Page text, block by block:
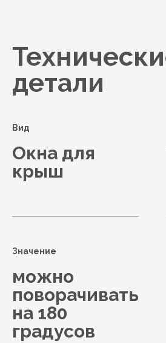
детали
Вид
Окна для
крыш
Значение
можно
поворачивать
на 180
градусов